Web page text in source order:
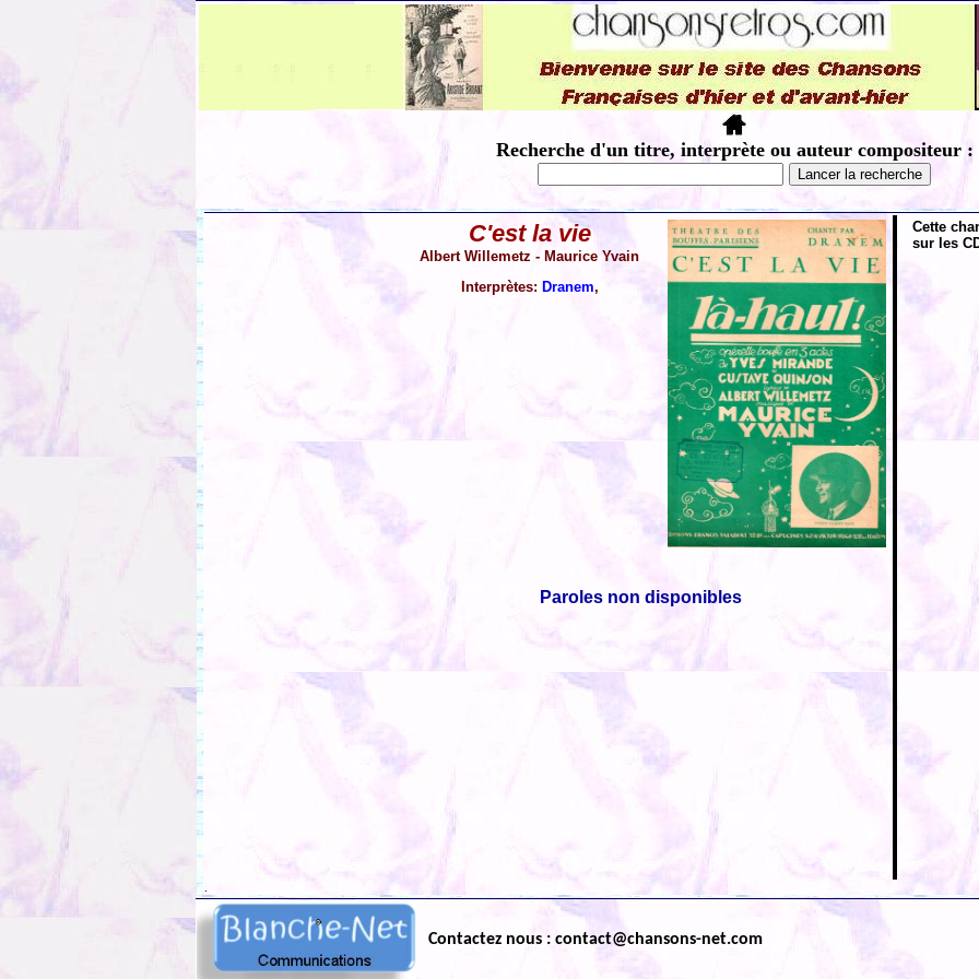
Recherche d'un titre, interprète ou auteur compositeur :
C'est la vie
Albert Willemetz - Maurice Yvain
Interprètes: Dranem,
Paroles non disponibles
Cette
sur les
Contactez nous : contact@chansons-net.com